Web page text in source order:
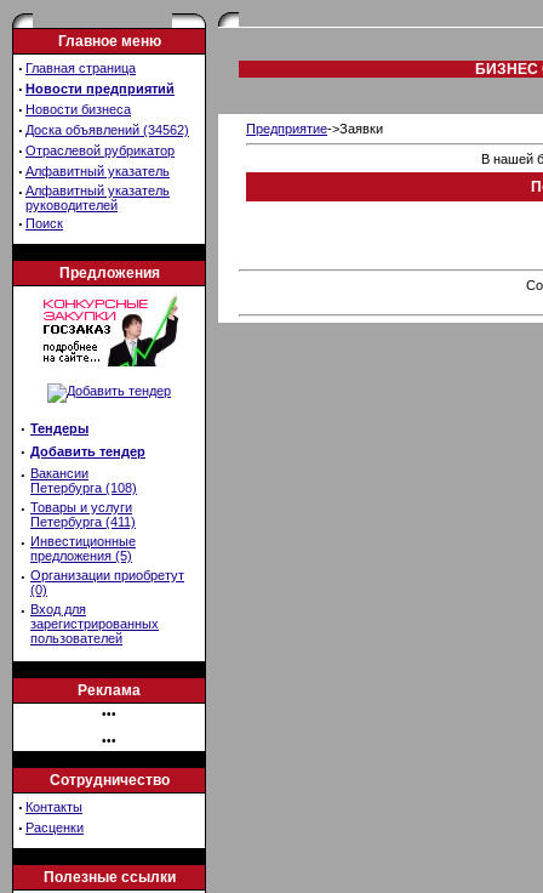
Главное меню
· Главная страница
· Новости предприятий
· Новости бизнеса
· Доска объявлений (34562)
· Отраслевой рубрикатор
· Алфавитный указатель
· Алфавитный указатель
руководителей
· Поиск
Предложения
· Тендеры
· Добавить тендер
· Вакансии
Петербурга (108)
· Товары и услуги
Петербурга (411)
· Инвестиционные
предложения (5)
· Организации приобретут
(0)
· Вход для
зарегистрированных
пользователей
Реклама
•••
•••
Сотрудничество
· Контакты
· Расценки
Полезные ссылки
БИЗНЕС
Предприятие->Заявки
В нашей